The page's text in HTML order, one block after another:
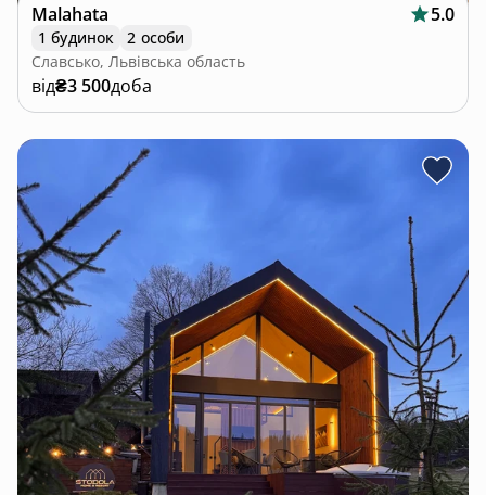
Malahata 5.0
1 будинок
2 особи
Славсько, Львівська область
від₴3 500доба